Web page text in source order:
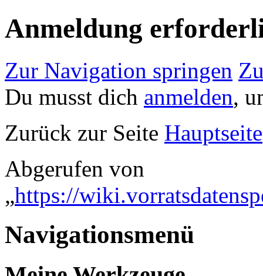
Anmeldung
Zur Navigation springen
Du musst dich anmelden,
Zurück zur Seite Hauptseite
Abgerufen von
„https://
Navigationsmenü